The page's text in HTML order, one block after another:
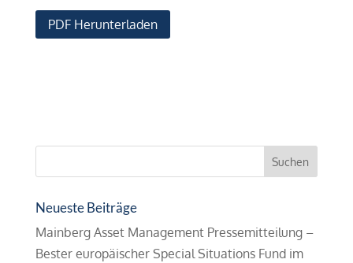
PDF Herunterladen
Neueste Beiträge
Mainberg Asset Management Pressemitteilung –
Bester europäischer Special Situations Fund im